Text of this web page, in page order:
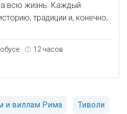
всю жизнь. Каждый
традиции и, конечно,
12 часов
и виллам Рима Тиволи